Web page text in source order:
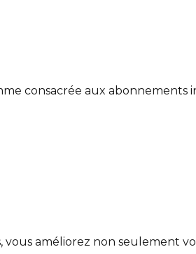
consacrée aux abonnements
améliorez non seulement